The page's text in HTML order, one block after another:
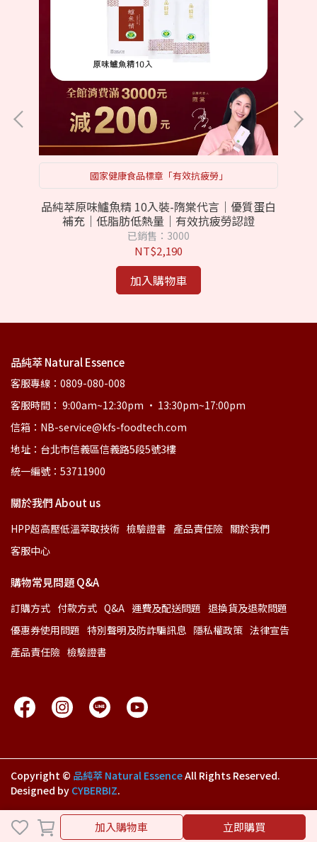
加入購物車
加入購物車 立即購買
國家健康食品標章「有效抗疲勞」
品純萃原味鱸魚精 10入裝-隋棠代言｜優質蛋白
補充｜低脂肪低熱量｜有效抗疲勞認證
已銷售：3000
NT$2,190
加入購物車
品純萃 Natural Essence
客服專線：0809-080-008
客服時間： 9:00am~12:30pm • 13:30pm~17:00pm
信箱：NB-service@kfs-foodtech.com
地址：台北市信義區信義路5段5號3樓
統一編號：53711900
關於我們 About us
HPP超高壓低溫萃取技術 檢驗證書 產品責任險 關於我們
客服中心
購物常見問題 Q&A
訂購方式 付款方式 Q&A 運費及配送問題 退換貨及退款問題
優惠券使用問題 特別聲明及防詐騙訊息 隱私權政策 法律宣告
產品責任險 檢驗證書
Copyright © 品純萃 Natural EssenceAll Rights Reserved.
Designed by CYBERBIZ.